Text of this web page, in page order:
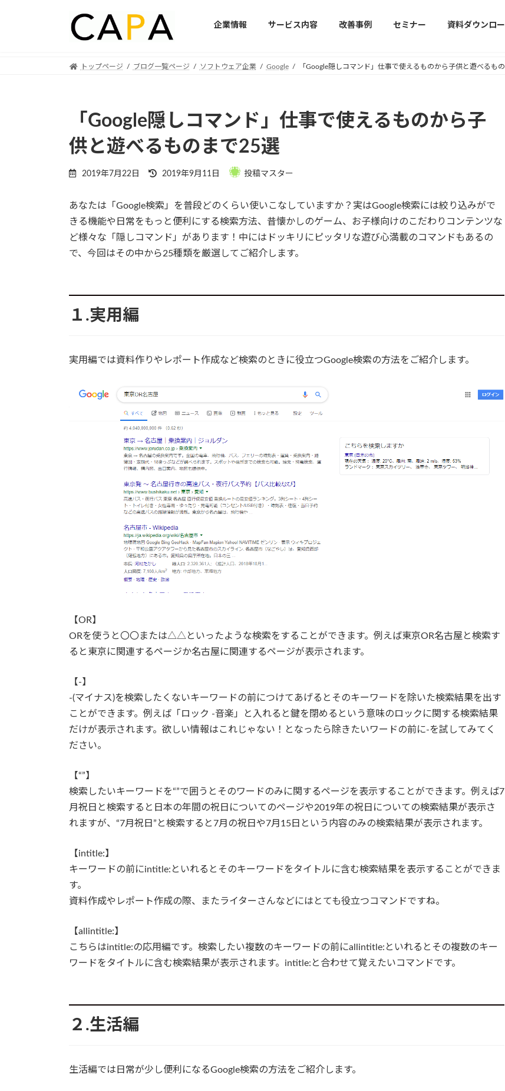
企業情報 サービス内容 改善事例 セミナー 資料ダウンロ
トップページ ブログ一覧ページ ソフトウェア企業 Google 「Google隠しコマンド」仕事で使えるものから子供と遊べるも
「Google隠しコマンド」仕事で使えるものから子
供と遊べるものまで25選
2019年7月22日
Last
updated
2019年9月11日 投稿マスター
あなたは「Google検索」を普段どのくらい使いこなしていますか？実はGoogle検索には絞り込みがで
きる機能や日常をもっと便利にする検索方法、昔懐かしのゲーム、お子様向けのこだわりコンテンツな
ど様々な「隠しコマンド」があります！中にはドッキリにピッタリな遊び心満載のコマンドもあるの
で、今回はその中から25種類を厳選してご紹介します。
１.実用編
実用編では資料作りやレポート作成など検索のときに役立つGoogle検索の方法をご紹介します。
【OR】
ORを使うと〇〇または△△といったような検索をすることができます。例えば東京OR名古屋と検索す
ると東京に関連するページか名古屋に関連するページが表示されます。
【-】
-(マイナス)を検索したくないキーワードの前につけてあげるとそのキーワードを除いた検索結果を出す
ことができます。例えば「ロック -音楽」と入れると鍵を閉めるという意味のロックに関する検索結果
だけが表示されます。欲しい情報はこれじゃない！となったら除きたいワードの前に-を試してみてく
ださい。
【“”】
検索したいキーワードを“”で囲うとそのワードのみに関するページを表示することができます。例えば7
月祝日と検索すると日本の年間の祝日についてのページや2019年の祝日についての検索結果が表示さ
れますが、“7月祝日”と検索すると7月の祝日や7月15日という内容のみの検索結果が表示されます。
【intitle:】
キーワードの前にintitle:といれるとそのキーワードをタイトルに含む検索結果を表示することができま
す。
資料作成やレポート作成の際、またライターさんなどにはとても役立つコマンドですね。
【allintitle:】
こちらはintitle:の応用編です。検索したい複数のキーワードの前にallintitle:といれるとその複数のキー
ワードをタイトルに含む検索結果が表示されます。intitle:と合わせて覚えたいコマンドです。
２.生活編
生活編では日常が少し便利になるGoogle検索の方法をご紹介します。